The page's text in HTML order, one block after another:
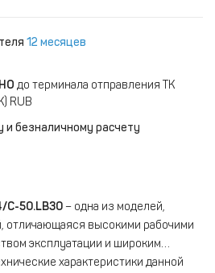
12 месяцев
до терминала отправления ТК
RUB
и безналичному расчету
С-50.LB30 – одна из моделей,
отличающаяся высокими рабочими
эксплуатации и широким
характеристики данной